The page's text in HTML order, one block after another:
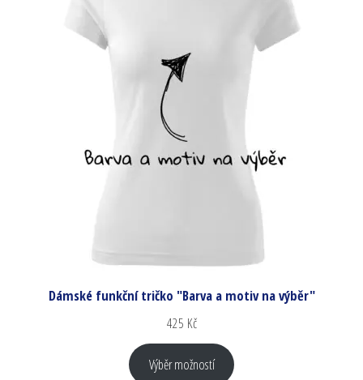
Dámské funkční tričko "Barva a motiv na výběr"
425 Kč
Výběr možností